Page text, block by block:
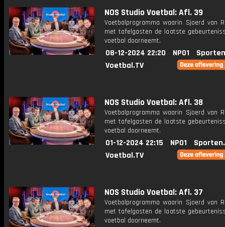
NOS Studio Voetbal: Afl. 39
Voetbalprogramma waarin Sjoerd van
met tafelgasten de laatste
voetbal doorneemt.
08-12-2024 22:20 NPO1
Voetbal.TV
NOS Studio Voetbal: Afl. 38
Voetbalprogramma waarin Sjoerd van
met tafelgasten de laatste
voetbal doorneemt.
01-12-2024 22:15 NPO1
Voetbal.TV
NOS Studio Voetbal: Afl. 37
Voetbalprogramma waarin Sjoerd van
met tafelgasten de laatste
voetbal doorneemt.